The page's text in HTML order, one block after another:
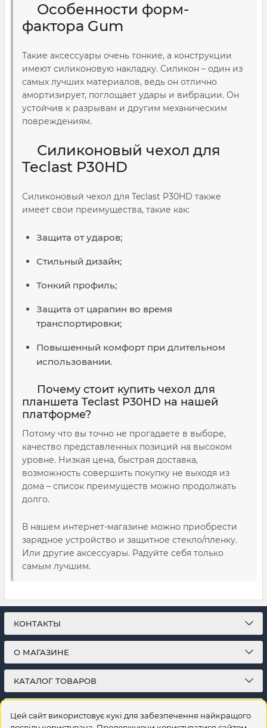
Особенности форм-
фактора Gum
Такие аксессуары очень тонкие, а конструкции
имеют силиконовую накладку. Силикон – один из
самых лучших материалов, ведь он отлично
амортизирует, поглощает удары и вибрации. Он
устойчив к разрывам и другим механическим
повреждениям.
Силиконовый чехол для
Teclast P30HD
Силиконовый чехол для Teclast P30HD также
имеет свои преимущества, такие как:
Защита от ударов;
Стильный дизайн;
Тонкий профиль;
Защита от царапин во время
транспортировки;
Повышенный комфорт при длительном
использовании.
Почему стоит купить чехол для
планшета Teclast P30HD на нашей
платформе?
Потому что вы точно не прогадаете в выборе,
качество представленных позиций на высоком
уровне. Низкая цена, быстрая доставка,
возможность совершить покупку не выходя из
дома – список преимуществ можно продолжать
долго.
В нашем интернет-магазине можно приобрести
зарядное устройство и защитное стекло/пленку.
Или другие аксессуары. Радуйте себя только
самым лучшим.
КОНТАКТЫ
О МАГАЗИНЕ
КАТАЛОГ ТОВАРОВ
Цей сайт використовує кукі для забезпечення найкращого